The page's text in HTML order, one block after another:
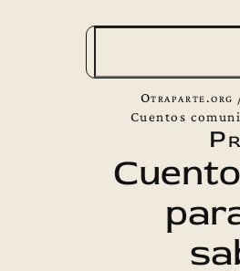
Otraparte.org
Cuentos